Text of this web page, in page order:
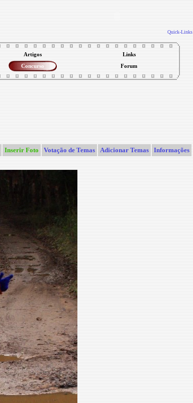
Quick-Links
Artigos Links
Concurso Forum
Inserir Foto Votação de Temas Adicionar Temas Informações